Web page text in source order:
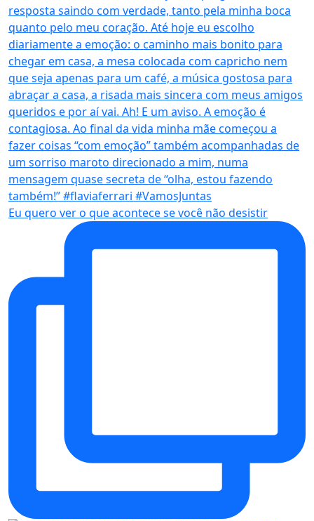
Eu quero ver o que acontece se você não desistir